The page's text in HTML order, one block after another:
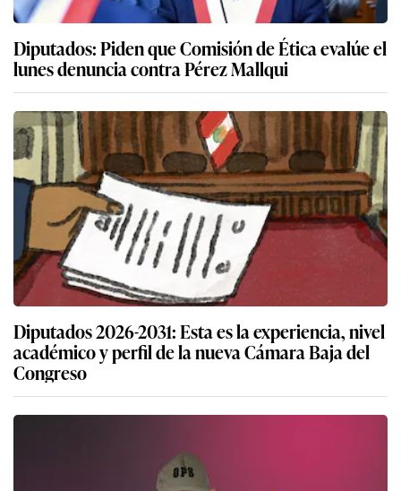
Diputados: Piden que Comisión de Ética evalúe el
lunes denuncia contra Pérez Mallqui
Diputados 2026-2031: Esta es la experiencia, nivel
académico y perfil de la nueva Cámara Baja del
Congreso